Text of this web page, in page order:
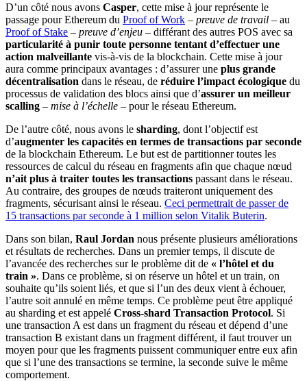
D’un côté nous avons Casper, cette mise à jour représente le
passage pour Ethereum du Proof of Work – preuve de travail – au
Proof of Stake – preuve d’enjeu – différant des autres POS avec sa
particularité à punir toute personne tentant d’effectuer une
action malveillante vis-à-vis de la blockchain. Cette mise à jour
aura comme principaux avantages : d’assurer une plus grande
décentralisation dans le réseau, de réduire l’impact écologique du
processus de validation des blocs ainsi que d’assurer un meilleur
scalling – mise à l’échelle – pour le réseau Ethereum.
De l’autre côté, nous avons le sharding, dont l’objectif est
d’augmenter les capacités en termes de transactions par seconde
de la blockchain Ethereum. Le but est de partitionner toutes les
ressources de calcul du réseau en fragments afin que chaque nœud
n’ait plus à traiter toutes les transactions passant dans le réseau.
Au contraire, des groupes de nœuds traiteront uniquement des
fragments, sécurisant ainsi le réseau. Ceci permettrait de passer de
15 transactions par seconde à 1 million selon Vitalik Buterin.
Dans son bilan, Raul Jordan nous présente plusieurs améliorations
et résultats de recherches. Dans un premier temps, il discute de
l’avancée des recherches sur le problème dit de « l’hôtel et du
train ». Dans ce problème, si on réserve un hôtel et un train, on
souhaite qu’ils soient liés, et que si l’un des deux vient à échouer,
l’autre soit annulé en même temps. Ce problème peut être appliqué
au sharding et est appelé Cross-shard Transaction Protocol. Si
une transaction A est dans un fragment du réseau et dépend d’une
transaction B existant dans un fragment différent, il faut trouver un
moyen pour que les fragments puissent communiquer entre eux afin
que si l’une des transactions se termine, la seconde suive le même
comportement.